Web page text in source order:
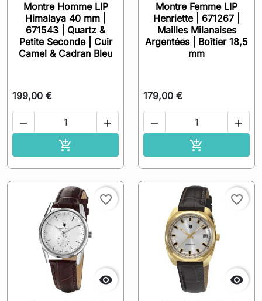
Montre Homme LIP
Himalaya 40 mm |
671543 | Quartz &
Petite Seconde | Cuir
Camel & Cadran Bleu
199,00 €
 

Montre Femme LIP
Henriette | 671267 |
Mailles Milanaises
Argentées | Boîtier 18,5
mm
179,00 €
 


favorite_border

favorite_border